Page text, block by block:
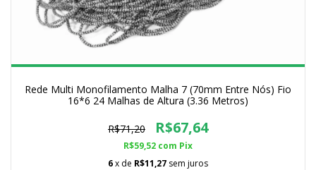
Rede Multi Monofilamento Malha 7 (70mm Entre Nós) Fio
16*6 24 Malhas de Altura (3.36 Metros)
R$71,20 R$67,64
R$59,52 com Pix
6x de R$11,27 sem juros